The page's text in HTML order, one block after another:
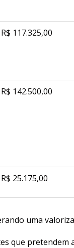
R$ 117.325,00
R$ 142.500,00
R$ 25.175,00
uma
que pretendem